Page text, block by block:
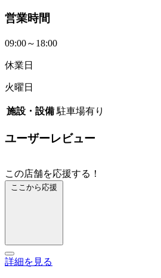
営業時間
09:00～18:00
休業日
火曜日
施設・設備 駐車場有り
ユーザーレビュー
この店舗を応援する！
ここから応援
詳細を見る